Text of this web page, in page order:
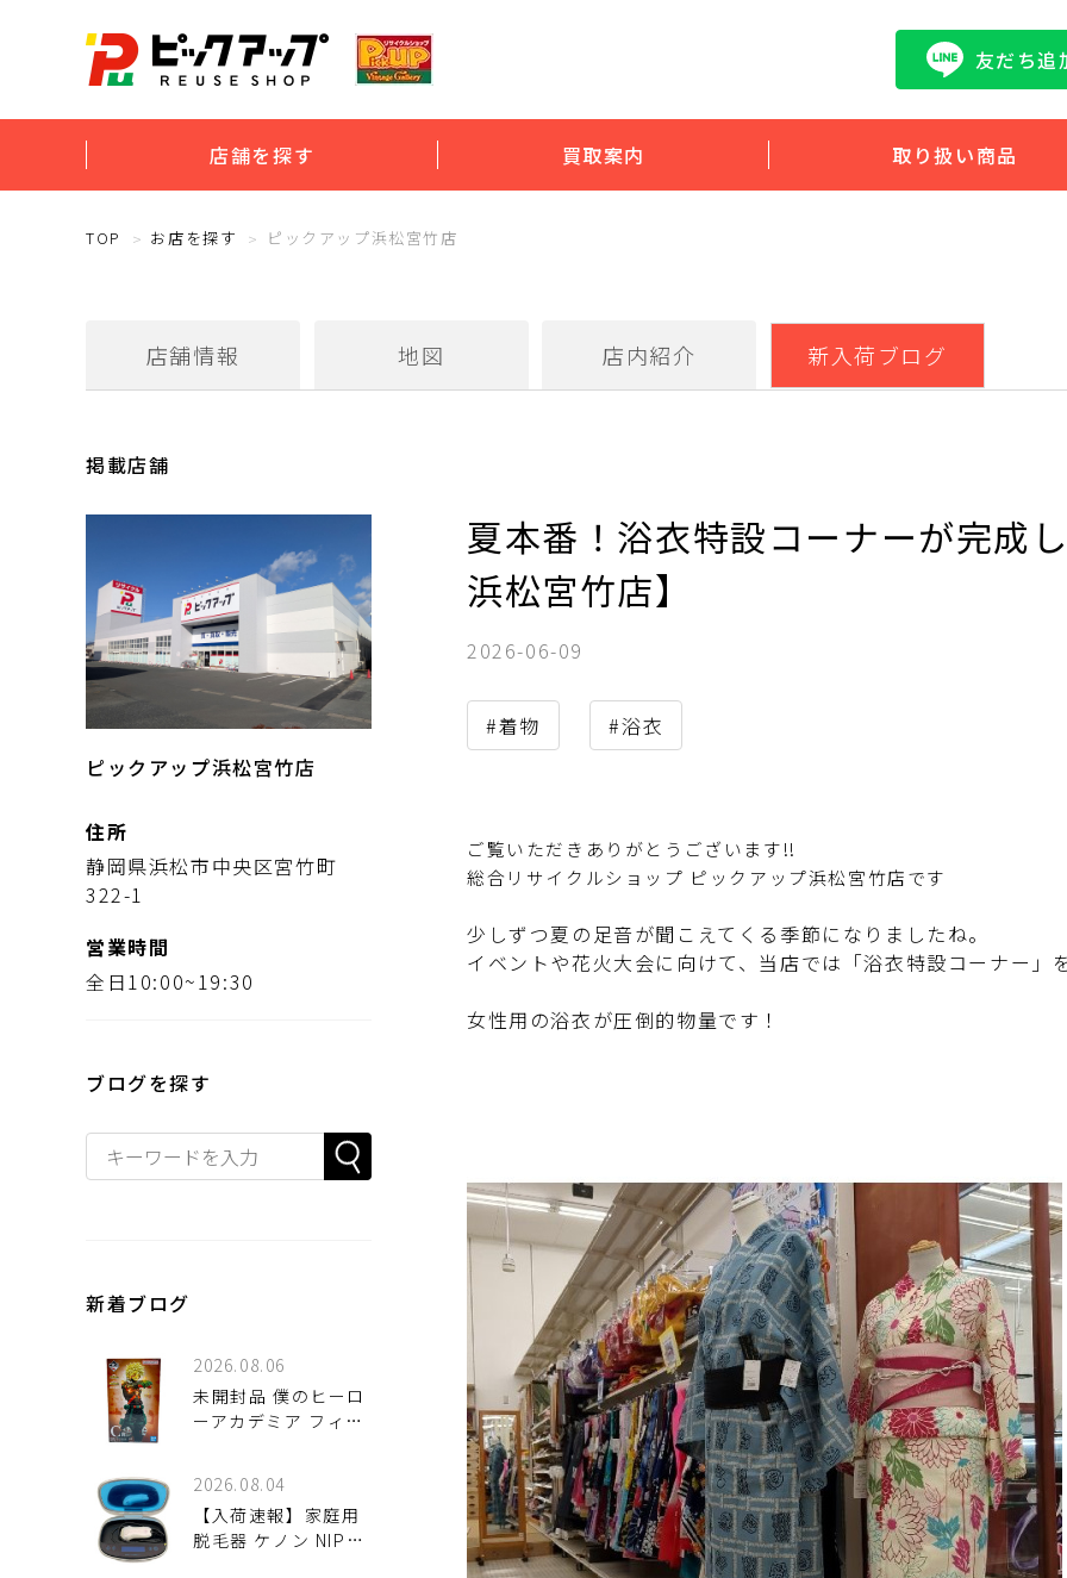
友だち追
店舗を探す 買取案内 取り扱い商品
TOP お店を探す ピックアップ浜松宮竹店
店舗情報 地図 店内紹介 新入荷ブログ
掲載店舗
ピックアップ浜松宮竹店
住所
静岡県浜松市中央区宮竹町
322-1
営業時間
全日10:00~19:30
ブログを探す
新着ブログ
2026.08.06
未開封品 僕のヒーロ
ーアカデミア フィギ
入荷しました♪
2026.08.04
【入荷速報】家庭用
脱毛器 ケノン NIPL-
夏本番！浴衣特設コーナーが完成
浜松宮竹店】
2026-06-09
#着物 #浴衣
ご覧いただきありがとうございます!!
総合リサイクルショップ ピックアップ浜松宮竹店です
少しずつ夏の足音が聞こえてくる季節になりましたね。
イベントや花火大会に向けて、当店では「浴衣特設コーナー」
女性用の浴衣が圧倒的物量です！